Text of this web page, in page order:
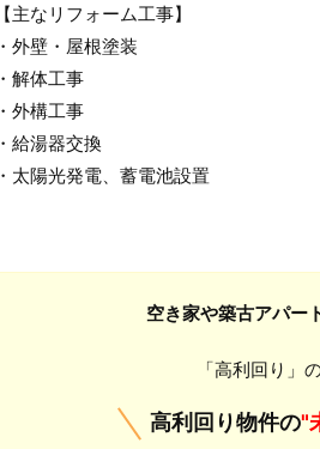
【主なリフォーム工事】
・外壁・屋根塗装
・解体工事
・外構工事
・給湯器交換
・太陽光発電、蓄電池設置
空き家や築古アパー
「高利回り」
高利回り物件の"